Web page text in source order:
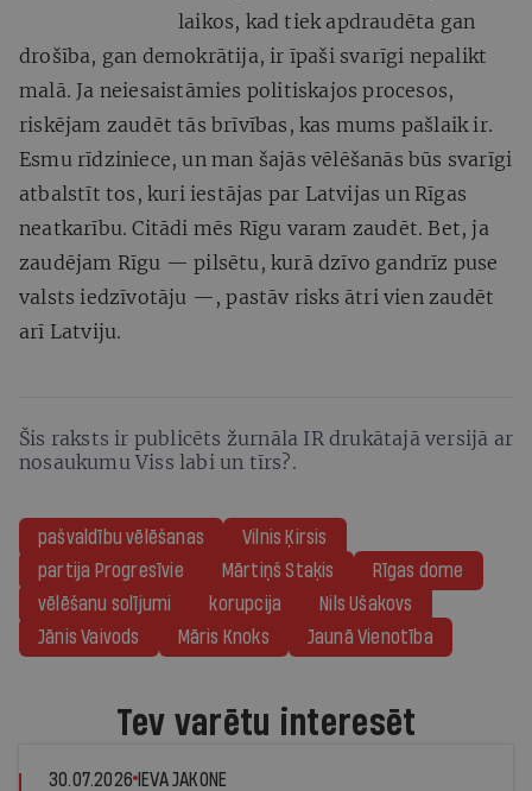
laikos, kad tiek apdraudēta gan
drošība, gan demokrātija, ir īpaši svarīgi nepalikt
malā. Ja neiesaistāmies politiskajos procesos,
riskējam zaudēt tās brīvības, kas mums pašlaik ir.
Esmu rīdziniece, un man šajās vēlēšanās būs svarīgi
atbalstīt tos, kuri iestājas par Latvijas un Rīgas
neatkarību. Citādi mēs Rīgu varam zaudēt. Bet, ja
zaudējam Rīgu — pilsētu, kurā dzīvo gandrīz puse
valsts iedzīvotāju —, pastāv risks ātri vien zaudēt
arī Latviju.
Šis raksts ir publicēts žurnāla IR drukātajā versijā ar
nosaukumu Viss labi un tīrs?.
pašvaldību vēlēšanas
Vilnis Ķirsis
partija Progresīvie
Mārtiņš Staķis
Rīgas dome
vēlēšanu solījumi
korupcija
Nils Ušakovs
Jānis Vaivods
Māris Knoks Jaunā Vienotība
Tev varētu interesēt
30.07.2026 IEVA JAKONE